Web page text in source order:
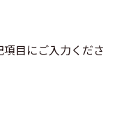
目にご入力くださ